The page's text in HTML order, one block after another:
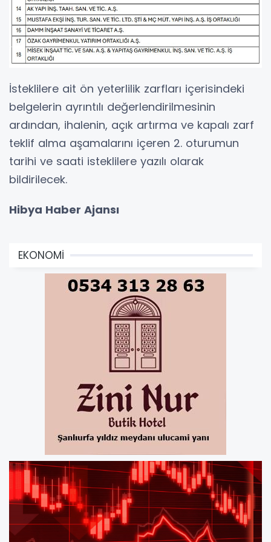
İsteklilere ait ön yeterlilik zarfları içerisindeki
belgelerin ayrıntılı değerlendirilmesinin
ardından, ihalenin, açık artırma ve kapalı zarf
teklif alma aşamalarını içeren 2. oturumun
tarihi ve saati isteklilere yazılı olarak
bildirilecek.
Hibya Haber Ajansı
EKONOMİ